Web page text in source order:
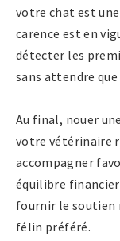
votre chat est
carence est en
détecter les
sans attendre
Au final, nouer
votre vétérinaire
accompagner
équilibre
fournir le soutien
félin préféré.